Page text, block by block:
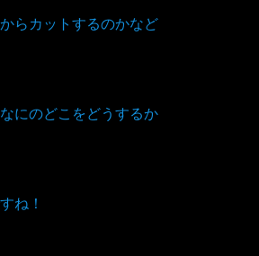
らカットするのかなど
にのどこをどうするか
ね！